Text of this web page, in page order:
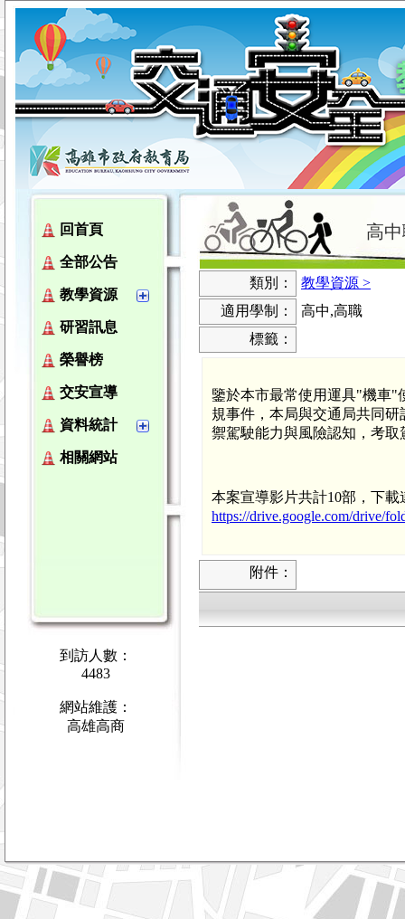
回首頁
全部公告
教學資源
研習訊息
榮譽榜
交安宣導
資料統計
相關網站
到訪人數：
4483
網站維護：
高雄高商
高
類別：
教學資源 >
適用學制：
高中,高職
標籤：
鑒於本市最常使用運具"機車"
規事件，本局與交通局共同
禦駕駛能力與風險認知，考
本案宣導影片共計10部，下載
https://drive.google.com/drive/
附件：